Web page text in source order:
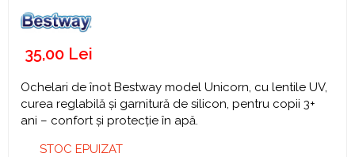
Jucarii de baie
Interactive, educative si muzicale
Figurine
Ingrijire cosmetica mamici
Perioada Sarcinii
Pompe de san
Sisteme De Purtare
35,00 Lei
Ochelari de înot Bestway model Unicorn, cu lentile UV,
curea reglabilă și garnitură de silicon, pentru copii 3+
ani – confort și protecție în apă.
STOC EPUIZAT